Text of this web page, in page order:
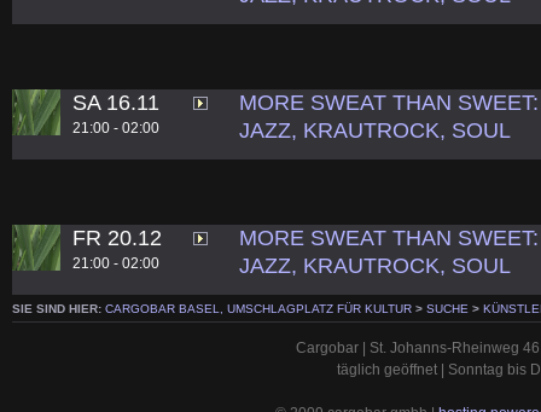
SA 16.11
21:00 - 02:00
MORE SWEAT THAN
JAZZ, KRAUTROCK, SOUL
FR 20.12
21:00 - 02:00
MORE SWEAT THAN
JAZZ, KRAUTROCK, SOUL
SIE SIND HIER: CARGOBAR BASEL, UMSCHLAGPLATZ FÜR KULTUR > SUCHE >
Cargobar | St. Johanns-Rheinweg
täglich geöffnet | Sonntag bis